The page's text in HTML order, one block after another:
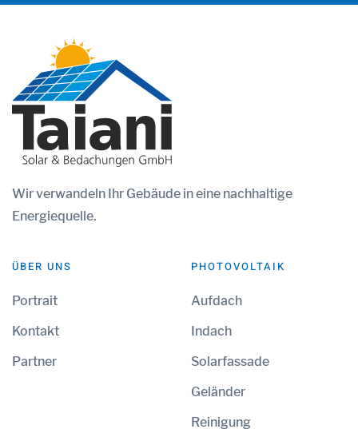
Wirverwandeln Ihr Gebäude in eine nachhaltige
Energiequelle.
ÜBER UNS
Portrait
Kontakt
Partner
PHOTOVOLTAIK
Aufdach
Indach
Solarfassade
Geländer
Reinigung